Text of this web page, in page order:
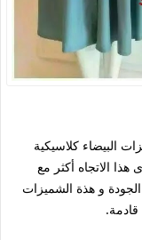
البيضاء كلاسيكية
كل مناسبة في عام 2025 سنرى هذا الاتجاه أكثر مع
و هذة الشميزات